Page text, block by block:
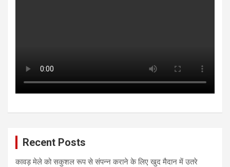
Recent Posts
कावड़ मेले को सकुशल रूप से संपन्न कराने के लिए खुद मैदान में उतरे